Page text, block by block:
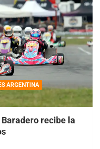
ARGENTINA
Baradero recibe la